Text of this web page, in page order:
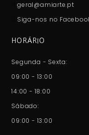
geral@amiarte.pt
Siga-nos no
HORÁRIO
Segunda - Sexta:
09:00 - 13:00
14:00 - 18:00
Sábado:
09:00 - 13:00